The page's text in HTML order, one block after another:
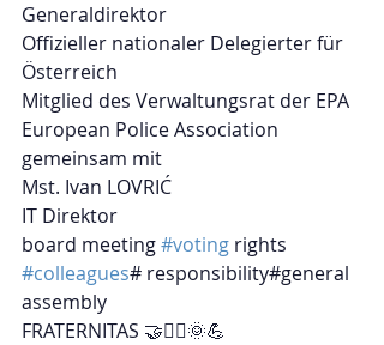
Generaldirektor
Offizieller nationaler Delegierter für
Österreich
Mitglied des Verwaltungsrat der EPA
European Police Association
gemeinsam mit
Mst. Ivan LOVRIĆ
IT Direktor
board meeting #voting rights
#colleagues# responsibility#general
assembly
FRATERNITAS 🤝👮‍♂️🌞💪